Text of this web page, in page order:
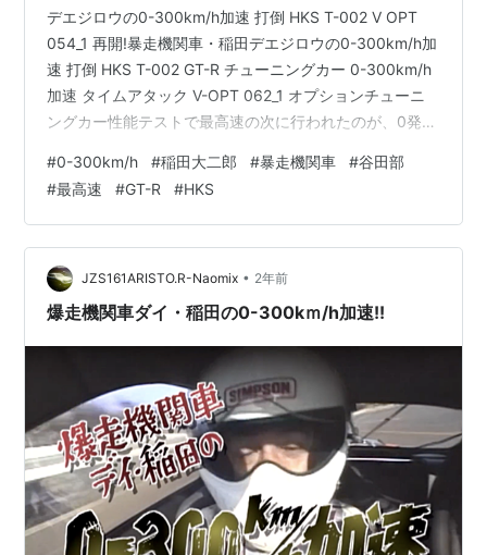
デエジロウの0-300km/h加速 打倒 HKS T-002 V OPT
054_1 再開!暴走機関車・稲田デエジロウの0-300km/h加
速 打倒 HKS T-002 GT-R チューニングカー 0-300km/h
加速 タイムアタック V-OPT 062_1 オプションチューニ
ングカー性能テストで最高速の次に行われたのが、0発進
だ。1996年12月、HKS T-002 R33 GT-Rが17秒台という
記録をたたき出し、これがすべてのチューナーの目標
に。そして今回、東名パワード、ヴェイルサイド、トッ
プシークレット、リコーレーシングが挑戦す…
#0-300km/h #稲田大二郎 #暴走機関車 #谷田部
#最高速 #GT-R #HKS
JZS161ARISTO.R-Naomix • 2年前
爆走機関車ダイ・稲田の0-300kｍ/h加速!!